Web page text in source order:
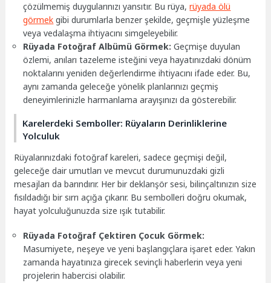
çözülmemiş duygularınızı yansıtır. Bu rüya,rüyada ölü
görmek gibi durumlarla benzer şekilde, geçmişle yüzleşme
veya vedalaşma ihtiyacını simgeleyebilir.
Rüyada Fotoğraf Albümü Görmek: Geçmişe duyulan
özlemi, anıları tazeleme isteğini veya hayatınızdaki dönüm
noktalarını yeniden değerlendirme ihtiyacını ifade eder. Bu,
aynı zamanda geleceğe yönelik planlarınızı geçmiş
deneyimlerinizle harmanlama arayışınızı da gösterebilir.
Karelerdeki Semboller: Rüyaların Derinliklerine
Yolculuk
Rüyalarınızdaki fotoğraf kareleri, sadece geçmişi değil,
geleceğe dair umutları ve mevcut durumunuzdaki gizli
mesajları da barındırır. Her bir deklanşör sesi, bilinçaltınızın size
fısıldadığı bir sırrı açığa çıkarır. Bu sembolleri doğru okumak,
hayat yolculuğunuzda size ışık tutabilir.
Rüyada Fotoğraf Çektiren Çocuk Görmek:
Masumiyete, neşeye ve yeni başlangıçlara işaret eder. Yakın
zamanda hayatınıza girecek sevinçli haberlerin veya yeni
projelerin habercisi olabilir.